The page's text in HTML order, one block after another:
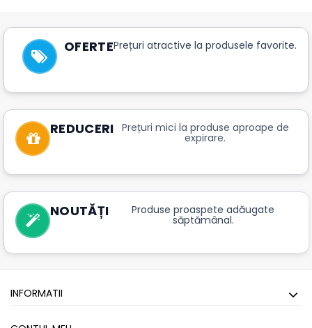
OFERTEPrețuri atractive la produsele favorite.
REDUCERI Prețuri mici la produse aproape de
expirare.
NOUTĂȚI Produse proaspete adăugate
săptămânal.
INFORMATII